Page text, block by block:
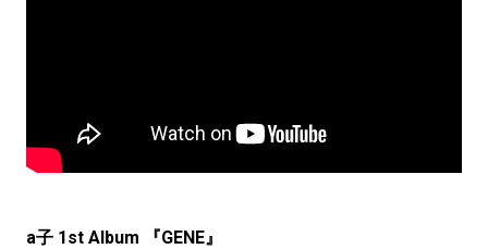
a子 1st Album 『GENE』